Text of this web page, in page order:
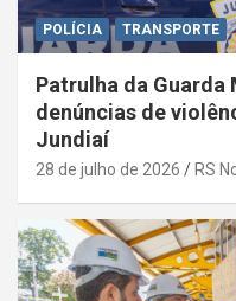
POLÍCIA TRANSPORTE
Patrulha da
denúncias de
Jundiaí
28 de julho de 2026 RS